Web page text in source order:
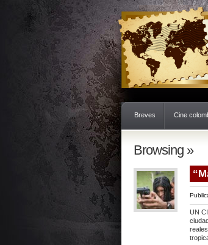
Breves Cine
Browsing »
UN